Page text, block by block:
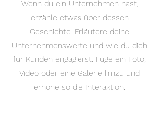
Wenn du ein Unternehmen hast,
erzähle etwas über dessen
Geschichte. Erläutere deine
Unternehmenswerte und wie du dich
für Kunden engagierst. Füge ein Foto,
Video oder eine Galerie hinzu und
erhöhe so die Interaktion.